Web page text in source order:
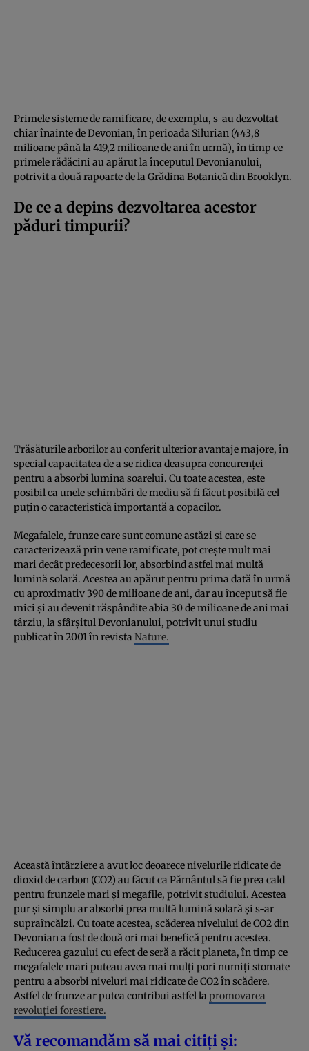
Primele sisteme de ramificare, de exemplu, s-au dezvoltat
chiar înainte de Devonian, în perioada Silurian (443,8
milioane până la 419,2 milioane de ani în urmă), în timp ce
primele rădăcini au apărut la începutul Devonianului,
potrivit a două rapoarte de la Grădina Botanică din Brooklyn.
De ce a depins dezvoltarea acestor
păduri timpurii?
Trăsăturile arborilor au conferit ulterior avantaje majore, în
special capacitatea de a se ridica deasupra concurenței
pentru a absorbi lumina soarelui. Cu toate acestea, este
posibil ca unele schimbări de mediu să fi făcut posibilă cel
puțin o caracteristică importantă a copacilor.
Megafalele, frunze care sunt comune astăzi și care se
caracterizează prin vene ramificate, pot crește mult mai
mari decât predecesorii lor, absorbind astfel mai multă
lumină solară. Acestea au apărut pentru prima dată în urmă
cu aproximativ 390 de milioane de ani, dar au început să fie
mici și au devenit răspândite abia 30 de milioane de ani mai
târziu, la sfârșitul Devonianului, potrivit unui studiu
publicat în 2001 în revista Nature.
Această întârziere a avut loc deoarece nivelurile ridicate de
dioxid de carbon (CO2) au făcut ca Pământul să fie prea cald
pentru frunzele mari și megafile, potrivit studiului. Acestea
pur și simplu ar absorbi prea multă lumină solară și s-ar
supraîncălzi. Cu toate acestea, scăderea nivelului de CO2 din
Devonian a fost de două ori mai benefică pentru acestea.
Reducerea gazului cu efect de seră a răcit planeta, în timp ce
megafalele mari puteau avea mai mulți pori numiți stomate
pentru a absorbi niveluri mai ridicate de CO2 în scădere.
Astfel de frunze ar putea contribui astfel la promovarea
revoluției forestiere.
Vă recomandăm să mai citiți și: